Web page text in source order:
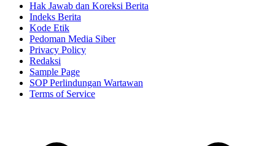
Hak Jawab dan Koreksi Berita
Indeks Berita
Kode Etik
Pedoman Media Siber
Privacy Policy
Redaksi
Sample Page
SOP Perlindungan Wartawan
Terms of Service